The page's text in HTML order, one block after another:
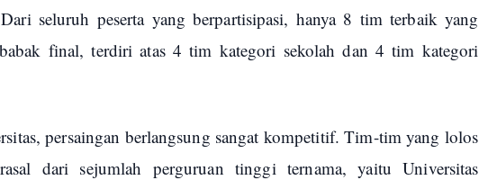
seluruh peserta yang berpartisipasi, hanya 8 tim terbaik yang
final, terdiri atas 4 tim kategori sekolah dan 4 tim kategori
persaingan berlangsung sangat kompetitif. Tim-tim yang lolos
dari sejumlah perguruan tinggi ternama, yaitu Universitas